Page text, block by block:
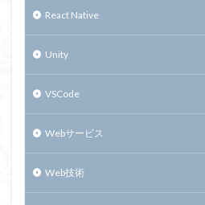
React Native
Unity
VSCode
Webサービス
Web技術